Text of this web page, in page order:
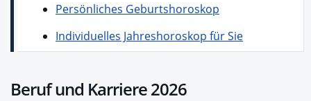
Persönliches Geburtshoroskop
Individuelles Jahreshoroskop für Sie
Beruf und Karriere 2026